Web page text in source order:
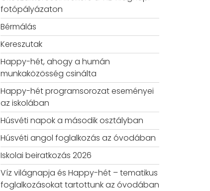
fotópályázaton
Bérmálás
Kereszutak
Happy-hét, ahogy a humán
munkaközösség csinálta
Happy-hét programsorozat eseményei
az iskolában
Húsvéti napok a második osztályban
Húsvéti angol foglalkozás az óvodában
Iskolai beiratkozás 2026
Víz világnapja és Happy-hét – tematikus
foglalkozásokat tartottunk az óvodában